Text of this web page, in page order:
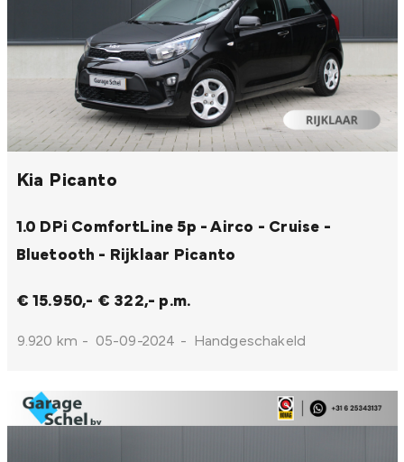
Kia Picanto
1.0 DPi ComfortLine 5p - Airco - Cruise -
Bluetooth - Rijklaar Picanto
€ 15.950,- € 322,- p.m.
9.920 km - 05-09-2024 - Handgeschakeld